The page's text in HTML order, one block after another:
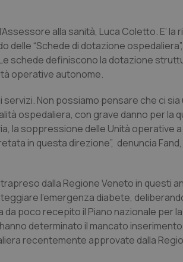
alla sanità, Luca Coletto. E’ la
delle “Schede di dotazione
schede definiscono la dotazione
operative autonome.
Non possiamo pensare che ci
ospedaliera, con grave danno per la
la soppressione delle Unità operative a
in questa direzione”, denuncia
dalla Regione Veneto in questi
l’emergenza diabete,
poco recepito il Piano nazionale per
determinato il mancato
recentemente approvate dalla